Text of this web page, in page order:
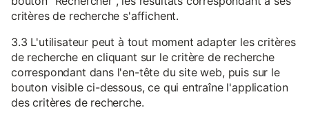
critères de recherche s'affichent.
3.3 L'utilisateur peut à tout moment adapter les critères
de recherche en cliquant sur le critère de recherche
correspondant dans l'en-tête du site web, puis sur le
bouton visible ci-dessous, ce qui entraîne l'application
des critères de recherche.